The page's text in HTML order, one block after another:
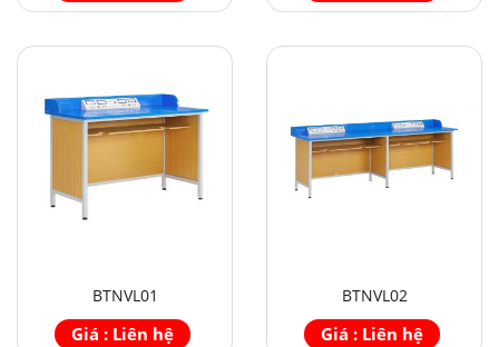
BTNVL01
Giá : Liên hệ
BTNVL02
Giá : Liên hệ